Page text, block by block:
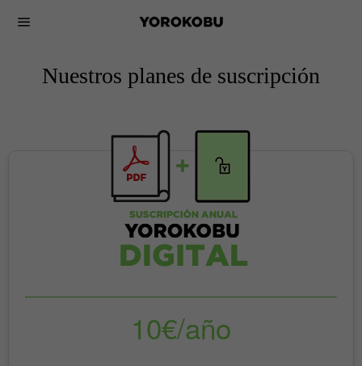
Nuestros planes de suscripción
10€/año